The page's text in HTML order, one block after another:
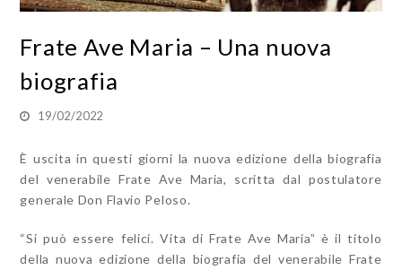
Frate Ave Maria – Una nuova
biografia
19/02/2022
È uscita in questi giorni la nuova edizione della biografia
del venerabile Frate Ave Maria, scritta dal postulatore
generale Don Flavio Peloso.
“Si può essere felici. Vita di Frate Ave Maria” è il titolo
della nuova edizione della biografia del venerabile Frate